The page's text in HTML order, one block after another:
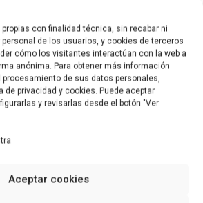
con finalidad técnica, sin recabar ni
de los usuarios, y cookies de terceros
cómo los visitantes interactúan con la web a
anónima. Para obtener más información
de sus datos personales,
de privacidad y cookies. Puede aceptar
y revisarlas desde el botón "Ver
Aceptar cookies